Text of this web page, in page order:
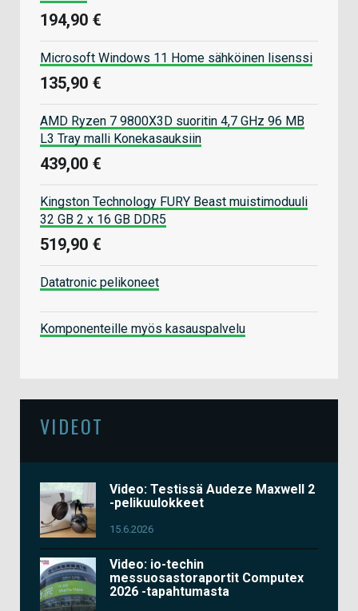
194,90 €
Microsoft Windows 11 Home sähköinen lisenssi
135,90 €
AMD Ryzen 7 9800X3D suoritin 4,7 GHz 96 MB
L3 Tray malli Konekasauksiin
439,00 €
Kingston Technology FURY Beast muistimoduuli
32 GB 2 x 16 GB DDR5
519,90 €
Datatronic pelikoneet
Komponenteille myös kasauspalvelu
VIDEOT
Video: Testissä Audeze Maxwell 2
-pelikuulokkeet
15.6.2026
Video: io-techin
messuosastoraportit Computex
2026 -tapahtumasta